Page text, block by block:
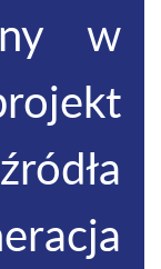
w